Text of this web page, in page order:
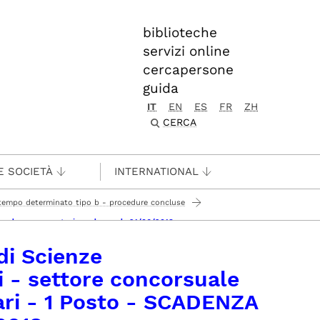
biblioteche
servizi online
cercapersone
guida
IT EN ES FR
ZH
CERCA
SOCIETÀ INTERNATIONAL
determinato tipo b - procedure concluse
presentazione domande 21/06/2018
Scienze
- settore concorsuale
- 1 Posto - SCADENZA